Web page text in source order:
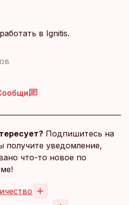
в Ignitis.
Подпишитесь на
получите уведомление,
что-то новое по